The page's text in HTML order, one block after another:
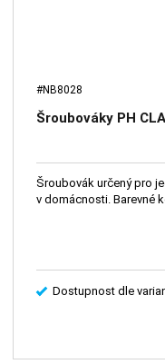
#NB8028
Šroubováky PH
Šroubovák určený pro
v domácnosti. Barevné
Dostupnost dle